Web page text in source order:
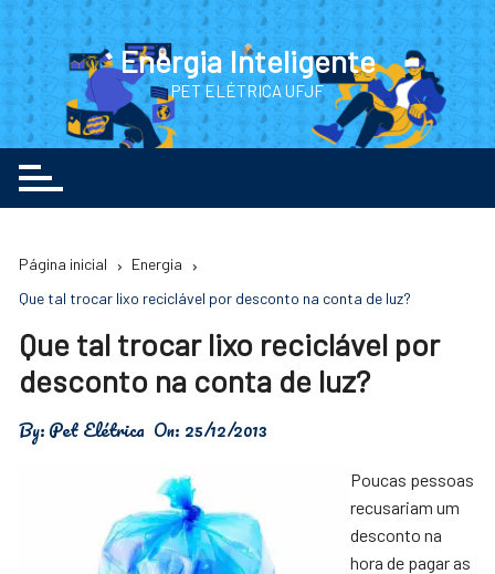
Ir
para
o
conteúdo
Energia Inteligente
PET ELÉTRICA UFJF
Página inicial
Energia
Que tal trocar lixo reciclável por desconto na conta de luz?
Que tal trocar lixo reciclável por
desconto na conta de luz?
By:Pet Elétrica On: 25/12/2013
Poucas pessoas
recusariam um
desconto na
hora de pagar as